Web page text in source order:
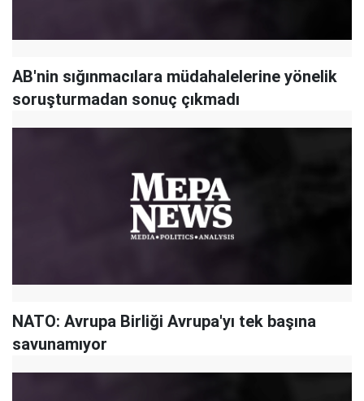
AB'nin sığınmacılara müdahalelerine yönelik
soruşturmadan sonuç çıkmadı
NATO: Avrupa Birliği Avrupa'yı tek başına
savunamıyor